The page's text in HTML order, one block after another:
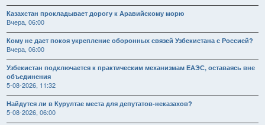
Казахстан прокладывает дорогу к Аравийскому морю
Вчера, 06:00
Кому не дает покоя укрепление оборонных связей Узбекистана с Россией?
Вчера, 06:00
Узбекистан подключается к практическим механизмам ЕАЭС, оставаясь вне
объединения
5-08-2026, 11:32
Найдутся ли в Курултае места для депутатов-неказахов?
5-08-2026, 06:00